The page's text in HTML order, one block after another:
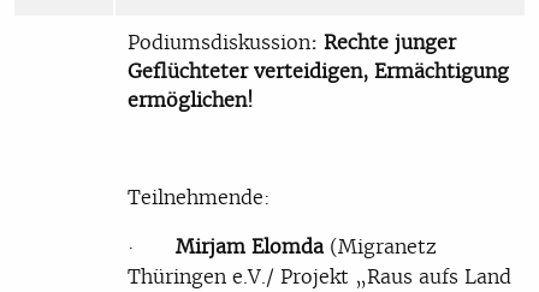
Podiumsdiskussion: Rechte junger
Geflüchteter verteidigen, Ermächtigung
ermöglichen!
Teilnehmende:
· Mirjam Elomda (Migranetz
Thüringen e.V./ Projekt „Raus aufs Land